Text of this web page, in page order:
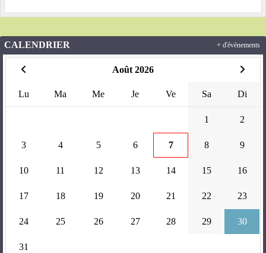
CALENDRIER
Août 2026
Lu Ma Me Je Ve Sa Di
1 2
3 4 5 6 7 8 9
10 11 12 13 14 15 16
17 18 19 20 21 22 23
24 25 26 27 28 29 30
31
+ d'évènements